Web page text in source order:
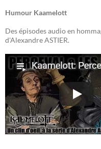
Humour Kaamelott
Des épisodes audio en
d'Alexandre ASTIER.